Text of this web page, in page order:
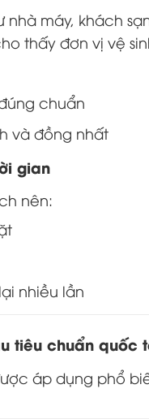
nhà máy, khách
thấy đơn vị vệ
chuẩn
và đồng nhất
gian
nên:
nhiều lần
tiêu chuẩn quốc
áp dụng phổ